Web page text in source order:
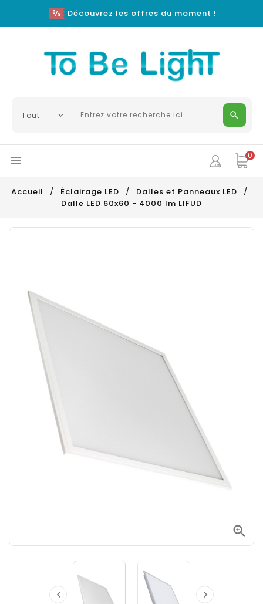
Découvrez les offres du moment !
 0
Accueil Éclairage LED
Dalles et Panneaux LED
Dalle LED 60x60 - 4000 lm LIFUD

 